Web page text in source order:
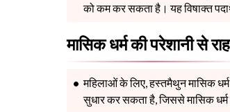
को कम कर सकता है। यह विषाक्त
मासिक धर्म की परेशानी से
महिलाओं के लिए, हस्तमैथुन मासिक
सुधार कर सकता है, जिससे मासिक धर्म